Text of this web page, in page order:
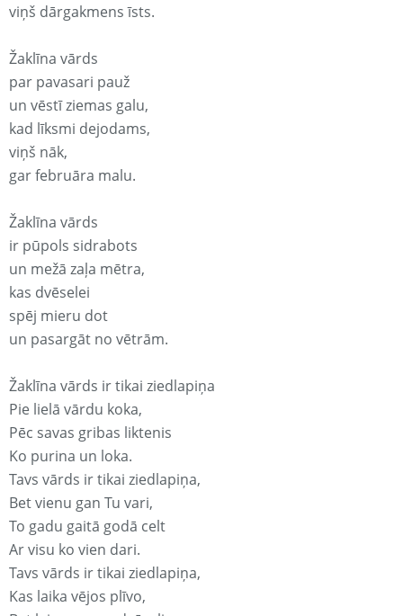
viņš dārgakmens īsts.
Žaklīna vārds
par pavasari pauž
un vēstī ziemas galu,
kad līksmi dejodams,
viņš nāk,
gar februāra malu.
Žaklīna vārds
ir pūpols sidrabots
un mežā zaļa mētra,
kas dvēselei
spēj mieru dot
un pasargāt no vētrām.
Žaklīna vārds ir tikai ziedlapiņa
Pie lielā vārdu koka,
Pēc savas gribas liktenis
Ko purina un loka.
Tavs vārds ir tikai ziedlapiņa,
Bet vienu gan Tu vari,
To gadu gaitā godā celt
Ar visu ko vien dari.
Tavs vārds ir tikai ziedlapiņa,
Kas laika vējos plīvo,